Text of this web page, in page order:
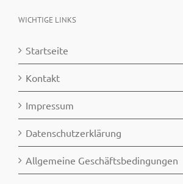
WICHTIGE LINKS
Startseite
Kontakt
Impressum
Datenschutzerklärung
Allgemeine Geschäftsbedingungen